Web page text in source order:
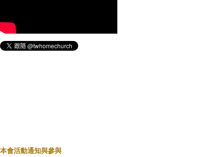
本會活動通知與參與